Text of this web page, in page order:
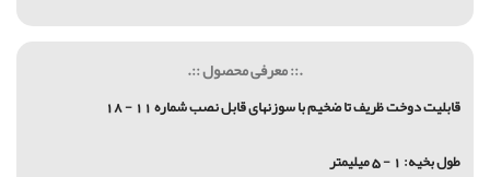
.:: معرفی محصول ::.
قابلیت دوخت ظریف تا ضخیم با سوزنهای قابل نصب شماره 11 - 18
طول بخیه: 1 - 5 میلیمتر